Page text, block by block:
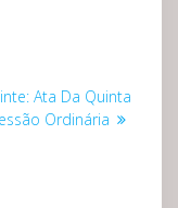
Post
seguinte:
Ata Da Quinta
Ordinária